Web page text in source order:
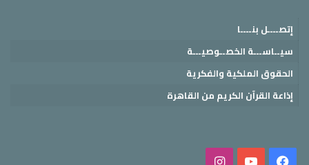
إتصــــل بنــــا
سيــاســـة الخصــوصيـــة
الحقوق الملكية والفكرية
إذاعة القرآن الكريم من القاهرة